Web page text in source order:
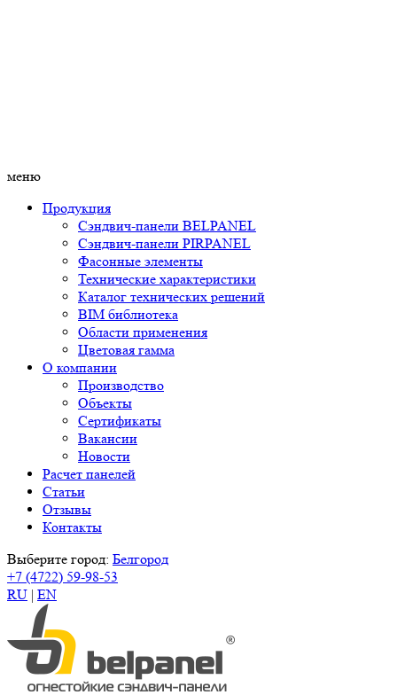
меню
Продукция
Сэндвич-панели BELPANEL
Сэндвич-панели PIRPANEL
Фасонные элементы
Технические характеристики
Каталог технических решений
BIM библиотека
Области применения
Цветовая гамма
О компании
Производство
Объекты
Сертификаты
Вакансии
Новости
Расчет панелей
Статьи
Отзывы
Контакты
Выберите город: Белгород
+7 (4722) 59-98-53
RU | EN